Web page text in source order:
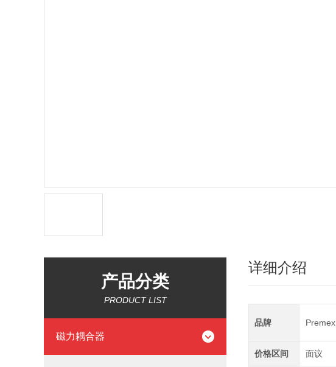
产品分类
PRODUCT LIST
磁力耦合器
详细介绍
品牌 Premex
价格区间 面议